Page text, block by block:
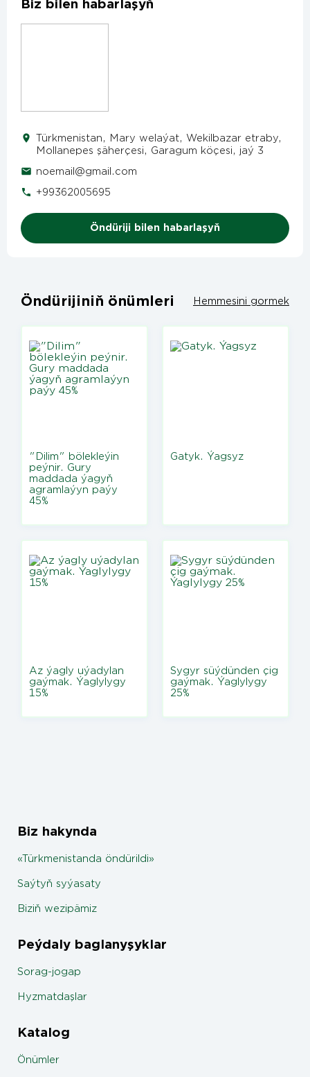
Biz bilen habarlaşyň
Türkmenistan, Mary welaýat, Wekilbazar etraby,
Mollanepes şäherçesi, Garagum köçesi, jaý 3
noemail@gmail.com
+99362005695
Öndüriji bilen habarlaşyň
Öndürijiniň önümleri Hemmesini gormek
"Dilim" bölekleýin
peýnir. Gury
maddada ýagyň
agramlaýyn paýy
45%
Gatyk. Ýagsyz
Az ýagly uýadylan
gaýmak. Ýaglylygy
15%
Sygyr süýdünden çig
gaýmak. Ýaglylygy
25%
Biz hakynda
«Türkmenistanda öndürildi»
Saýtyň syýasaty
Biziň wezipämiz
Peýdaly baglanyşyklar
Sorag-jogap
Hyzmatdaşlar
Katalog
Önümler